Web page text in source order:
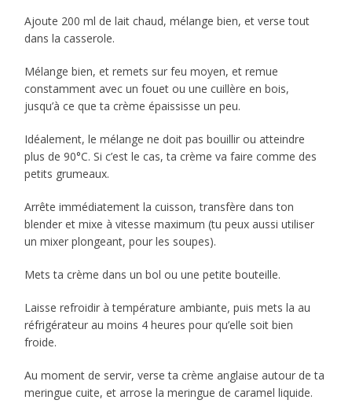
Ajoute 200 ml de lait chaud, mélange bien, et verse tout
dans la casserole.
Mélange bien, et remets sur feu moyen, et remue
constamment avec un fouet ou une cuillère en bois,
jusqu’à ce que ta crème épaississe un peu.
Idéalement, le mélange ne doit pas bouillir ou atteindre
plus de 90°C. Si c’est le cas, ta crème va faire comme des
petits grumeaux.
Arrête immédiatement la cuisson, transfère dans ton
blender et mixe à vitesse maximum (tu peux aussi utiliser
un mixer plongeant, pour les soupes).
Mets ta crème dans un bol ou une petite bouteille.
Laisse refroidir à température ambiante, puis mets la au
réfrigérateur au moins 4 heures pour qu’elle soit bien
froide.
Au moment de servir, verse ta crème anglaise autour de ta
meringue cuite, et arrose la meringue de caramel liquide.